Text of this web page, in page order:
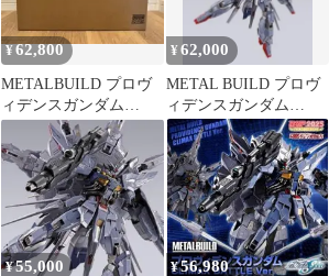
¥62,800
METALBUILD プロヴ
ィデンスガンダム
CLIMAX BATTLE Ver
¥62,000
METAL BUILD プロヴ
ィデンスガンダム
CLIMAX BATTLE 新品
¥55,000 ¥56,980